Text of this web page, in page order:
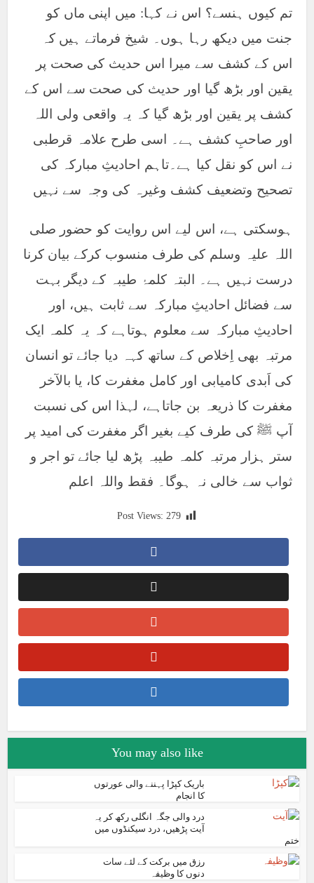
تم کیوں ہنسے؟ اس نے کہا: میں اپنی ماں کو
جنت میں دیکھ رہا ہوں۔ شیخ فرماتے ہیں کہ
اس کے کشف سے میرا اس حدیث کی صحت پر
یقین اور بڑھ گیا اور حدیث کی صحت سے اس کے
کشف پر یقین اور بڑھ گیا کہ یہ واقعی ولی اللہ
اور صاحبِ کشف ہے۔ اسی طرح علامہ قرطبی
نے اس کو نقل کیا ہے۔تاہم احادیثِ مبارکہ کی
تصحیح وتضعیف کشف وغیرہ کی وجہ سے نہیں
ہوسکتی ہے، اس لیے اس روایت کو حضور صلی
اللہ علیہ وسلم کی طرف منسوب کرکے بیان کرنا
درست نہیں ہے۔ البتہ کلمۂ طیبہ کے دیگر بہت
سے فضائل احادیثِ مبارکہ سے ثابت ہیں، اور
احادیثِ مبارکہ سے معلوم ہوتاہے کہ یہ کلمہ ایک
مرتبہ بھی اِخلاص کے ساتھ کہہ دیا جائے تو انسان
کی اَبدی کامیابی اور کامل مغفرت کا، یا بالآخر
مغفرت کا ذریعہ بن جاتاہے، لہذا اس کی نسبت
آپ ﷺ کی طرف کیے بغیر اگر مغفرت کی امید پر
ستر ہزار مرتبہ کلمہ طیبہ پڑھ لیا جائے تو اجر و
ثواب سے خالی نہ ہوگا۔ فقط واللہ اعلم
Post Views: 279
You may also like
باریک کپڑا پہننے والی عورتوں
کا انجام
درد والی جگہ انگلی رکھ کر یہ
آیت پڑھیں، درد سیکنڈوں میں
ختم
رزق میں برکت کے لئے سات
دنوں کا وظیفہ